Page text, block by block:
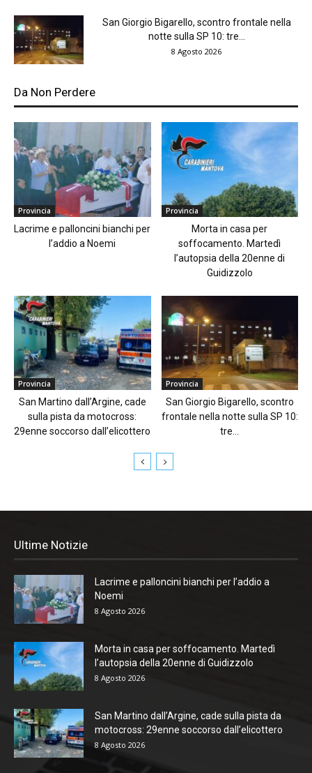
San Giorgio Bigarello, scontro frontale nella
notte sulla SP 10: tre...
8 Agosto 2026
Da Non Perdere
Provincia
Lacrime e palloncini bianchi per
l’addio a Noemi
Provincia
Morta in casa per
soffocamento. Martedì
l’autopsia della 20enne di
Guidizzolo
Provincia
San Martino dall’Argine, cade
sulla pista da motocross:
29enne soccorso dall’elicottero
Provincia
San Giorgio Bigarello, scontro
frontale nella notte sulla SP 10:
tre...
Ultime Notizie
Lacrime e palloncini bianchi per l’addio a
Noemi
8 Agosto 2026
Morta in casa per soffocamento. Martedì
l’autopsia della 20enne di Guidizzolo
8 Agosto 2026
San Martino dall’Argine, cade sulla pista da
motocross: 29enne soccorso dall’elicottero
8 Agosto 2026